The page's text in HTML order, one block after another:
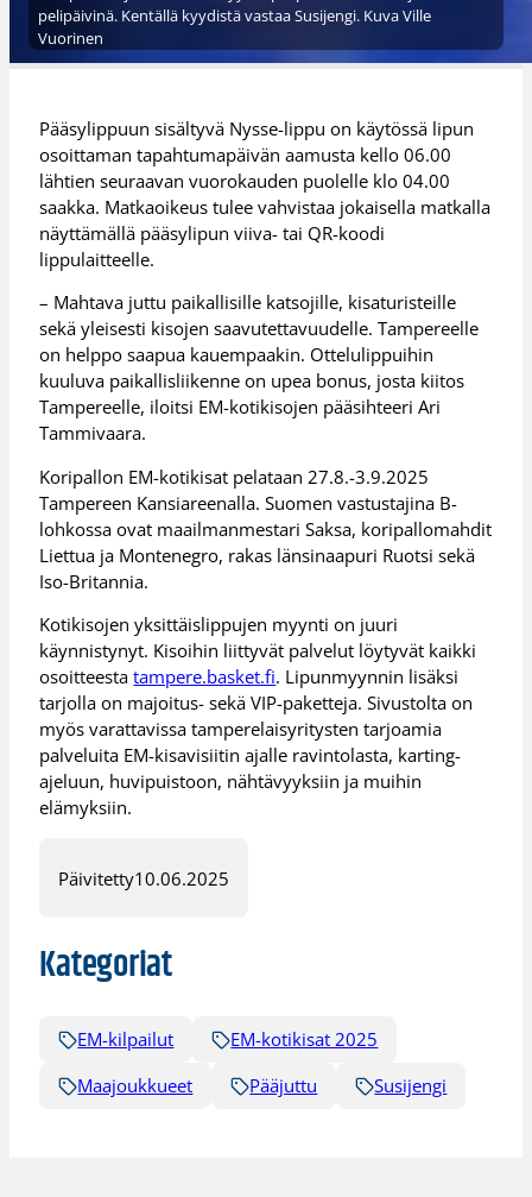
pelipäivinä. Kentällä kyydistä vastaa Susijengi. Kuva Ville
Vuorinen
Pääsylippuun sisältyvä Nysse-lippu on käytössä lipun
osoittaman tapahtumapäivän aamusta kello 06.00
lähtien seuraavan vuorokauden puolelle klo 04.00
saakka. Matkaoikeus tulee vahvistaa jokaisella matkalla
näyttämällä pääsylipun viiva- tai QR-koodi
lippulaitteelle.
– Mahtava juttu paikallisille katsojille, kisaturisteille
sekä yleisesti kisojen saavutettavuudelle. Tampereelle
on helppo saapua kauempaakin. Ottelulippuihin
kuuluva paikallisliikenne on upea bonus, josta kiitos
Tampereelle, iloitsi EM-kotikisojen pääsihteeri Ari
Tammivaara.
Koripallon EM-kotikisat pelataan 27.8.-3.9.2025
Tampereen Kansiareenalla. Suomen vastustajina B-
lohkossa ovat maailmanmestari Saksa, koripallomahdit
Liettua ja Montenegro, rakas länsinaapuri Ruotsi sekä
Iso-Britannia.
Kotikisojen yksittäislippujen myynti on juuri
käynnistynyt. Kisoihin liittyvät palvelut löytyvät kaikki
osoitteestatampere.basket.fi. Lipunmyynnin lisäksi
tarjolla on majoitus- sekä VIP-paketteja. Sivustolta on
myös varattavissa tamperelaisyritysten tarjoamia
palveluita EM-kisavisiitin ajalle ravintolasta, karting-
ajeluun, huvipuistoon, nähtävyyksiin ja muihin
elämyksiin.
Päivitetty10.06.2025
Kategoriat
EM-kilpailut
EM-kotikisat 2025
Maajoukkueet
Pääjuttu Susijengi